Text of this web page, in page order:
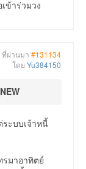
เข้าร่วมวง
ที่ผ่านมา #131134
โดย Yu384150
ระบบเจ้าหนี้
มาอาทิตย์